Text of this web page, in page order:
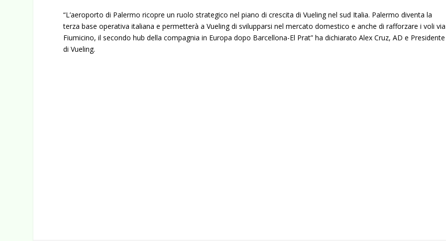
“L’aeroporto di Palermo ricopre un ruolo strategico nel piano di crescita di Vueling nel sud Italia. Palermo diventa la
terza base operativa italiana e permetterà a Vueling di svilupparsi nel mercato domestico e anche di rafforzare i voli via
Fiumicino, il secondo hub della compagnia in Europa dopo Barcellona-El Prat” ha dichiarato Alex Cruz, AD e Presidente
di Vueling.